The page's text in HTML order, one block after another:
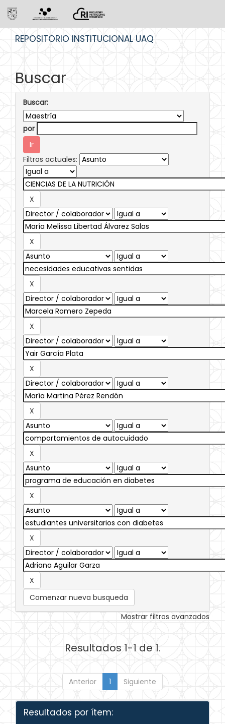
REPOSITORIO INSTITUCIONAL UAQ
Buscar
Buscar:
por
Filtros actuales:
Comenzar nueva busqueda
Mostrar filtros avanzados
Resultados 1-1 de 1.
Anterior 1 Siguiente
Resultados por ítem: